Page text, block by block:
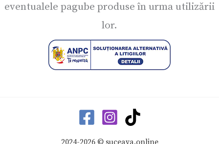
eventualele pagube produse în urma utilizării
lor.
2024-2026 © suceava.online